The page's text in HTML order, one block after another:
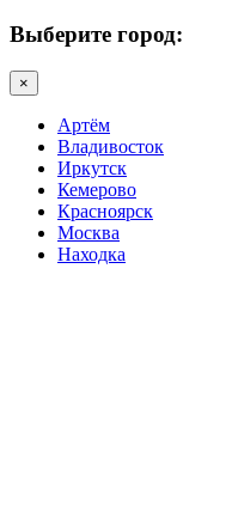
Выберите город:
×
Артём
Владивосток
Иркутск
Кемерово
Красноярск
Москва
Находка